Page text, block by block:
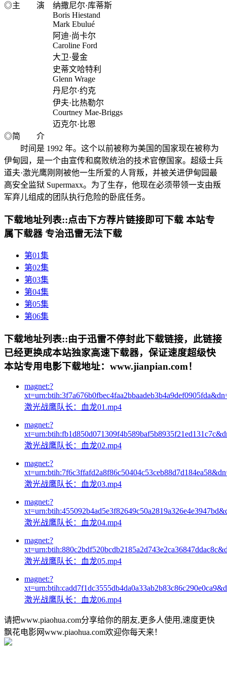
◎主 演 纳撒尼尔·库蒂斯
Boris Hiestand
Mark Ebulué
阿迪·尚卡尔
Caroline Ford
大卫·曼金
史蒂文哈特利
Glenn Wrage
丹尼尔·约克
伊夫·比热勒尔
Courtney Mae-Briggs
迈克尔·比恩
◎简 介
时间是 1992 年。这个以前被称为美国的国家现在被称为
伊甸园，是一个由宣传和腐败统治的技术官僚国家。超级士兵
道夫·激光鹰刚刚被他一生所爱的人背叛，并被关进伊甸园最
高安全监狱 Supermaxx。为了生存，他现在必须带领一支由叛
军弃儿组成的团队执行危险的卧底任务。
下载地址列表::点击下方荐片链接即可下载 本站专
属下载器 专治迅雷无法下载
第01集
第02集
第03集
第04集
第05集
第06集
下载地址列表::由于迅雷不停封此下载链接，此链接
已经更换成本站独家高速下载器，保证速度超级快
本站专用电影下载地址：www.jianpian.com！
magnet:?
激光战鹰队长：血龙01.mp4
magnet:?
激光战鹰队长：血龙02.mp4
magnet:?
激光战鹰队长：血龙03.mp4
magnet:?
激光战鹰队长：血龙04.mp4
magnet:?
激光战鹰队长：血龙05.mp4
magnet:?
激光战鹰队长：血龙06.mp4
请把www.piaohua.com分享给你的朋友,更多人使用,速度更快
飘花电影网www.piaohua.com欢迎你每天来！